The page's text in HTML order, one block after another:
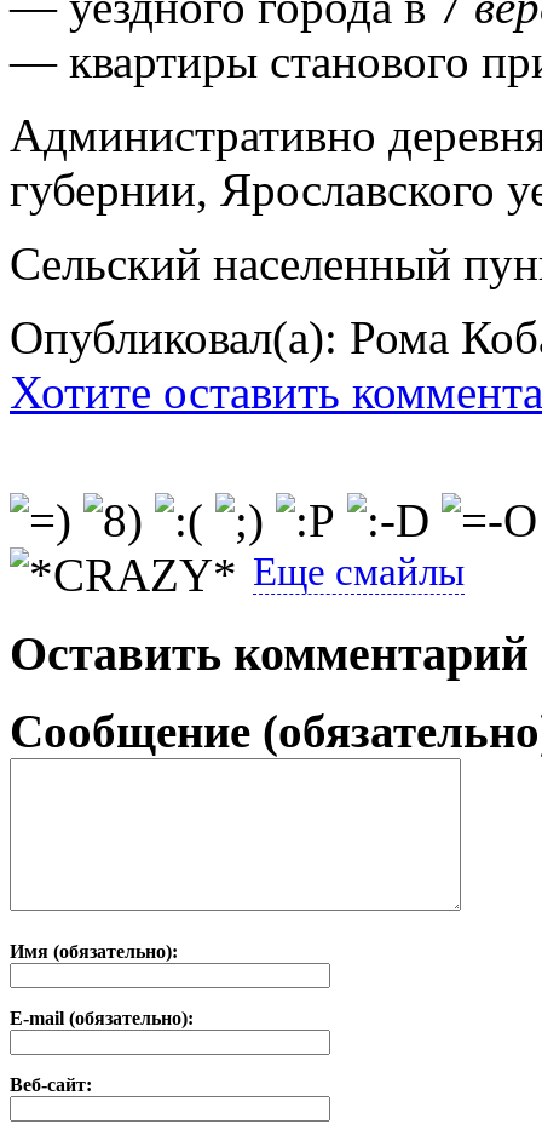
— квартиры станового
Административно
губернии, Ярославского
Сельский населенный
Опубликовал(а): Рома
Хотите оставить
Еще смайлы
Оставить комментарий
Сообщение
Имя (обязательно):
E-mail (обязательно):
Веб-сайт: